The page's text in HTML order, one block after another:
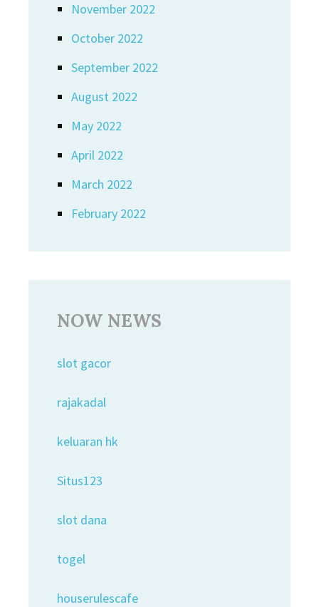
November 2022
October 2022
September 2022
August 2022
May 2022
April 2022
March 2022
February 2022
NOW NEWS
slot gacor
rajakadal
keluaran hk
Situs123
slot dana
togel
houserulescafe